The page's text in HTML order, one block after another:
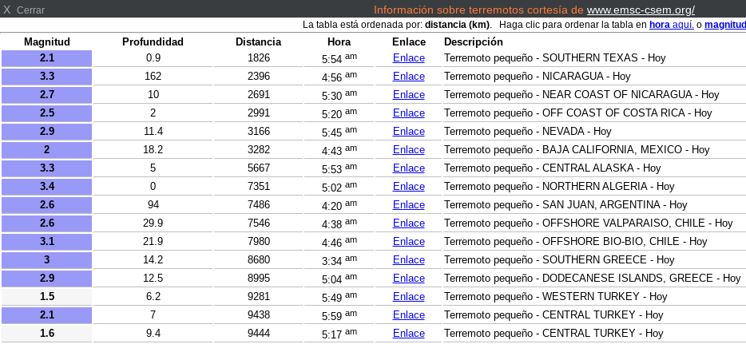
X Cerrar Información sobre terremotos cortesía de www.emsc-csem.org/
La tabla está ordenada por: distancia (km). Haga clic para ordenar la tabla en hora aquí. o magnitud
Magnitud Profundidad Distancia Hora Enlace
Descripción
2.1
0.9 1826 5:54 am Enlace
Terremoto pequeño - SOUTHERN TEXAS - Hoy
3.3
162 2396 4:56 am Enlace
Terremoto pequeño - NICARAGUA - Hoy
2.7
10 2691 5:30 am Enlace
Terremoto pequeño - NEAR COAST OF NICARAGUA - Hoy
2.5
2 2991 5:20 am Enlace
Terremoto pequeño - OFF COAST OF COSTA RICA - Hoy
2.9
11.4 3166 5:45 am Enlace
Terremoto pequeño - NEVADA - Hoy
2
18.2 3282 4:43 am Enlace
Terremoto pequeño - BAJA CALIFORNIA, MEXICO - Hoy
3.3
5 5667 5:53 am Enlace
Terremoto pequeño - CENTRAL ALASKA - Hoy
3.4
0 7351 5:02 am Enlace
Terremoto pequeño - NORTHERN ALGERIA - Hoy
2.6
94 7486 4:20 am Enlace
Terremoto pequeño - SAN JUAN, ARGENTINA - Hoy
2.6
29.9 7546 4:38 am Enlace
Terremoto pequeño - OFFSHORE VALPARAISO, CHILE - Hoy
3.1
21.9 7980 4:46 am Enlace
Terremoto pequeño - OFFSHORE BIO-BIO, CHILE - Hoy
3
14.2 8680 3:34 am Enlace
Terremoto pequeño - SOUTHERN GREECE - Hoy
2.9
12.5 8995 5:04 am Enlace
Terremoto pequeño - DODECANESE ISLANDS, GREECE - Hoy
1.5
6.2 9281 5:49 am Enlace
Terremoto pequeño - WESTERN TURKEY - Hoy
2.1
7 9438 5:59 am Enlace
Terremoto pequeño - CENTRAL TURKEY - Hoy
1.6
9.4 9444 5:17 am Enlace
Terremoto pequeño - CENTRAL TURKEY - Hoy